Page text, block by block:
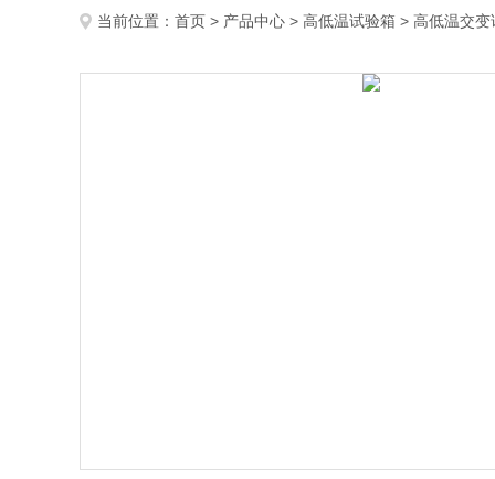
当前位置： 首页 > 产品中心 > 高低温试验箱 > 高低温交变